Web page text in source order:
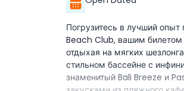
Погрузитесь в лучший
Beach Club, вашим билетом
отдыхая на мягких
стильном бассейне с
знаменитый Bali Breeze и